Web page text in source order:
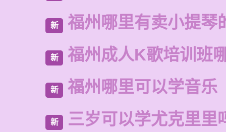
新 福州哪里有卖小提琴
新 福州成人K歌培训班
新 福州哪里可以学音乐
新 三岁可以学尤克里里